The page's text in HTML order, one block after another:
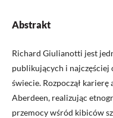
Abstrakt
Richard Giulianotti jest
publikujących i
świecie. Rozpoczął
Aberdeen, realizując
przemocy wśród kibiców